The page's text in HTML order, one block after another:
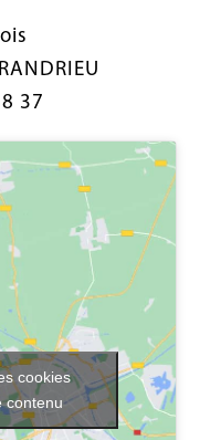
37
cookies
contenu